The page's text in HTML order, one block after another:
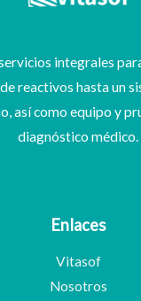
integrales
reactivos hasta un
así como equipo y
diagnóstico médico.
Enlaces
Vitasof
Nosotros